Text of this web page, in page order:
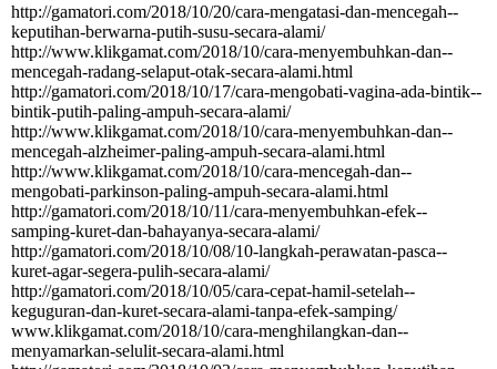
http:­//­gamatori.­com/­2018/­10/­20/­cara-­mengatasi-­dan-­mencegah-­
keputihan-­berwarna-­putih-­susu-­secara-­alami/­
http:­//­www.­klikgamat.­com/­2018/­10/­cara-­menyembuhkan-­dan-­
mencegah-­radang-­selaput-­otak-­secara-­alami.­html
http:­//­gamatori.­com/­2018/­10/­17/­cara-­mengobati-­vagina-­ada-­bintik-­
bintik-­putih-­paling-­ampuh-­secara-­alami/­
http:­//­www.­klikgamat.­com/­2018/­10/­cara-­menyembuhkan-­dan-­
mencegah-­alzheimer-­paling-­ampuh-­secara-­alami.­html
http:­//­www.­klikgamat.­com/­2018/­10/­cara-­mencegah-­dan-­
mengobati-­parkinson-­paling-­ampuh-­secara-­alami.­html
http:­//­gamatori.­com/­2018/­10/­11/­cara-­menyembuhkan-­efek-­
samping-­kuret-­dan-­bahayanya-­secara-­alami/­
http:­//­gamatori.­com/­2018/­10/­08/­10-­langkah-­perawatan-­pasca-­
kuret-­agar-­segera-­pulih-­secara-­alami/­
http:­//­gamatori.­com/­2018/­10/­05/­cara-­cepat-­hamil-­setelah-­
keguguran-­dan-­kuret-­secara-­alami-­tanpa-­efek-­samping/­
www.­klikgamat.­com/­2018/­10/­cara-­menghilangkan-­dan-­
menyamarkan-­selulit-­secara-­alami.­html